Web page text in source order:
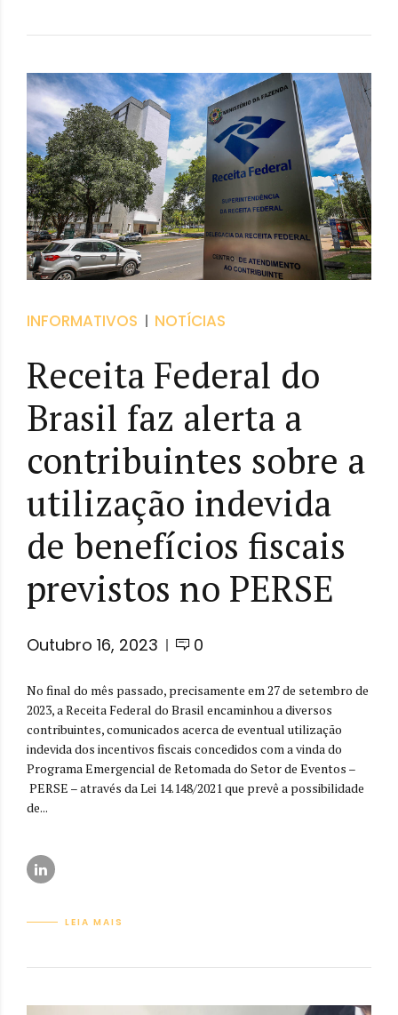
INFORMATIVOS NOTÍCIAS
Receita Federal do
Brasil faz alerta a
contribuintes sobre a
utilização indevida
de benefícios fiscais
previstos no PERSE
Outubro 16, 2023 0
No final do mês passado, precisamente em 27 de setembro de
2023, a Receita Federal do Brasil encaminhou a diversos
contribuintes, comunicados acerca de eventual utilização
indevida dos incentivos fiscais concedidos com a vinda do
Programa Emergencial de Retomada do Setor de Eventos –
PERSE – através da Lei 14.148/2021 que prevê a possibilidade
de...
LEIA MAIS